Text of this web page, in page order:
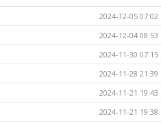
2024-12-05 07:02
2024-12-04 08:53
2024-11-30 07:15
2024-11-28 21:39
2024-11-21 19:43
2024-11-21 19:38